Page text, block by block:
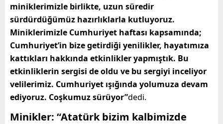
miniklerimizle birlikte, uzun süredir
sürdürdüğümüz hazırlıklarla kutluyoruz.
Miniklerimizle Cumhuriyet haftası kapsamında;
Cumhuriyet’in bize getirdiği yenilikler, hayatımıza
kattıkları hakkında etkinlikler yapmıştık. Bu
etkinliklerin sergisi de oldu ve bu sergiyi inceliyor
velilerimiz. Cumhuriyet ışığında yolumuza devam
ediyoruz. Coşkumuz sürüyor”dedi.
Minikler: “Atatürk bizim kalbimizde